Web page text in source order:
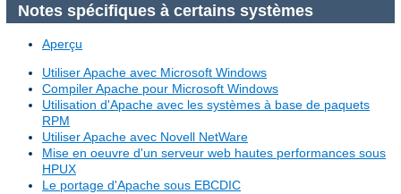
Notes spécifiques à certains systèmes
Aperçu
Utiliser Apache avec Microsoft Windows
Compiler Apache pour Microsoft Windows
Utilisation d'Apache avec les systèmes à base de paquets
RPM
Utiliser Apache avec Novell NetWare
Mise en oeuvre d'un serveur web hautes performances sous
HPUX
Le portage d'Apache sous EBCDIC